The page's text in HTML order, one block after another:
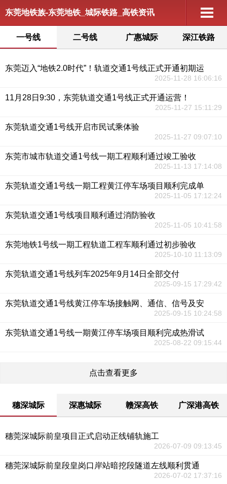
东莞地铁族-东莞地铁_城际铁路_高铁资讯
一号线 二号线 广惠城际 深江铁路
东莞迈入“地铁2.0时代”！轨道交通1号线正式开通初期运
2025-11-28 16:06:16
11月28日9:30，东莞轨道交通1号线正式开通运营！
2025-11-27 15:11:29
东莞轨道交通1号线开启市民试乘体验
2025-11-27 09:07:10
东莞市城市轨道交通1号线一期工程顺利通过竣工验收
2025-11-13 17:14:08
东莞轨道交通1号线一期工程黄江停车场项目顺利完成单
2025-11-05 17:12:24
东莞轨道交通1号线项目顺利通过消防验收
2025-11-05 10:41:58
东莞地铁1号线一期工程轨道工程车顺利通过初步验收
2025-10-10 11:13:09
东莞轨道交通1号线列车2025年9月14日全部交付
2025-09-15 17:29:42
东莞轨道交通1号线黄江停车场接触网、通信、信号及安
2025-09-15 10:24:58
东莞轨道交通1号线一期黄江停车场项目顺利完成热滑试
2025-08-22 09:15:44
点击查看更多
穗深城际 深惠城际 赣深高铁 广深港高铁
穗莞深城际前皇项目正式启动正线铺轨施工
2026-07-09 09:13:45
穗莞深城际前皇段皇岗口岸站暗挖段隧道左线顺利贯通
2026-07-02 17:37:16